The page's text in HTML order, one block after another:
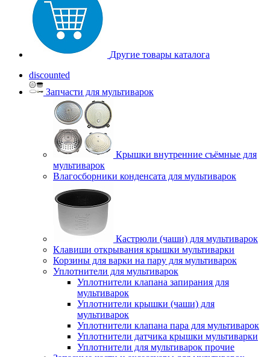
Другие товары каталога
discounted
Запчасти для мультиварок
Крышки внутренние съёмные для
мультиварок
Влагосборники конденсата для мультиварок
Кастрюли (чаши) для мультиварок
Клавиши открывания крышки мультиварки
Корзины для варки на пару для мультиварок
Уплотнители для мультиварок
Уплотнители клапана запирания для
мультиварок
Уплотнители крышки (чаши) для
мультиварок
Уплотнители клапана пара для мультиварок
Уплотнители датчика крышки мультиварки
Уплотнители для мультиварок прочие